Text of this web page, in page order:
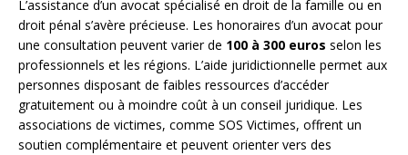
L’assistance d’un avocat spécialisé en droit de la famille ou en
droit pénal s’avère précieuse. Les honoraires d’un avocat pour
une consultation peuvent varier de 100 à 300 euros selon les
professionnels et les régions. L’aide juridictionnelle permet aux
personnes disposant de faibles ressources d’accéder
gratuitement ou à moindre coût à un conseil juridique. Les
associations de victimes, comme SOS Victimes, offrent un
soutien complémentaire et peuvent orienter vers des